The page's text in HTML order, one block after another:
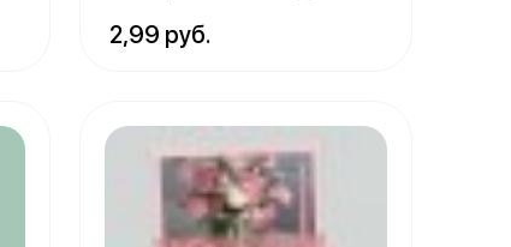
2,99 руб.